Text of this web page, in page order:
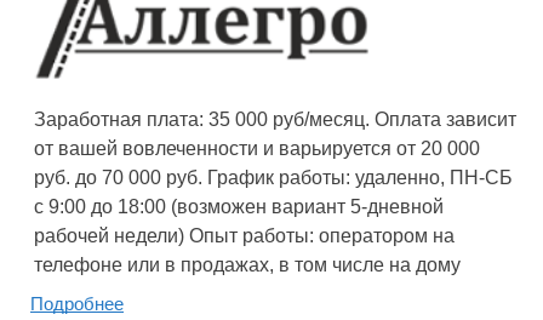
Заработная плата: 35 000 руб/месяц. Оплата зависит
от вашей вовлеченности и варьируется от 20 000
руб. до 70 000 руб. График работы: удаленно, ПН-СБ
с 9:00 до 18:00 (возможен вариант 5-дневной
рабочей недели) Опыт работы: оператором на
телефоне или в продажах, в том числе на дому
Подробнее